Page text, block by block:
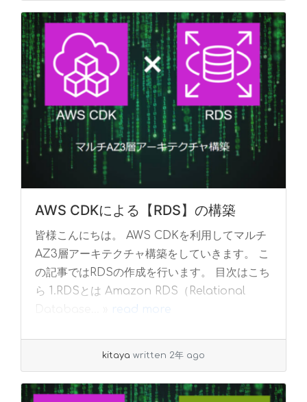
AWS CDKによる【RDS】の構築
皆様こんにちは。 AWS CDKを利用してマルチ
AZ3層アーキテクチャ構築をしていきます。 こ
の記事ではRDSの作成を行います。 目次はこち
ら 1.RDSとは Amazon RDS（Relational
read more
kitaya written 2年 ago